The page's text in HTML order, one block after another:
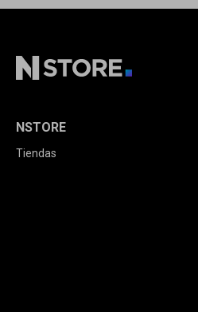
NSTORE
Tiendas